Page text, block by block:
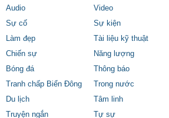
Audio
Video
Sự cố
Sự kiện
Làm đẹp
Tài liệu kỹ thuật
Chiến sự
Năng lượng
Bóng đá
Thông báo
Tranh chấp Biển Đông
Trong nước
Du lịch
Tâm linh
Truyện ngắn
Tự sự